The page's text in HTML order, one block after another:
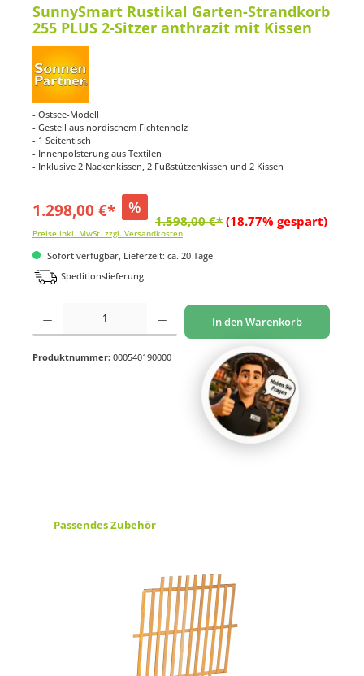
SunnySmart Rustikal Garten-Strandkorb
255 PLUS 2-Sitzer anthrazit mit Kissen
- Ostsee-Modell
- Gestell aus nordischem Fichtenholz
- 1 Seitentisch
- Innenpolsterung aus Textilen
- Inklusive 2 Nackenkissen, 2 Fußstützenkissen und 2 Kissen
1.298,00 €* %
1.598,00 €* (18.77% gespart)
Preise inkl. MwSt. zzgl. Versandkosten
Sofort verfügbar, Lieferzeit: ca. 20 Tage
Speditionslieferung
Produkt Anzahl: Gib den gewünschten Wert ein oder benutze die Schaltflächen um
In den Warenkorb
Produktnummer: 000540190000
Produktgalerie überspringen
Passendes Zubehör